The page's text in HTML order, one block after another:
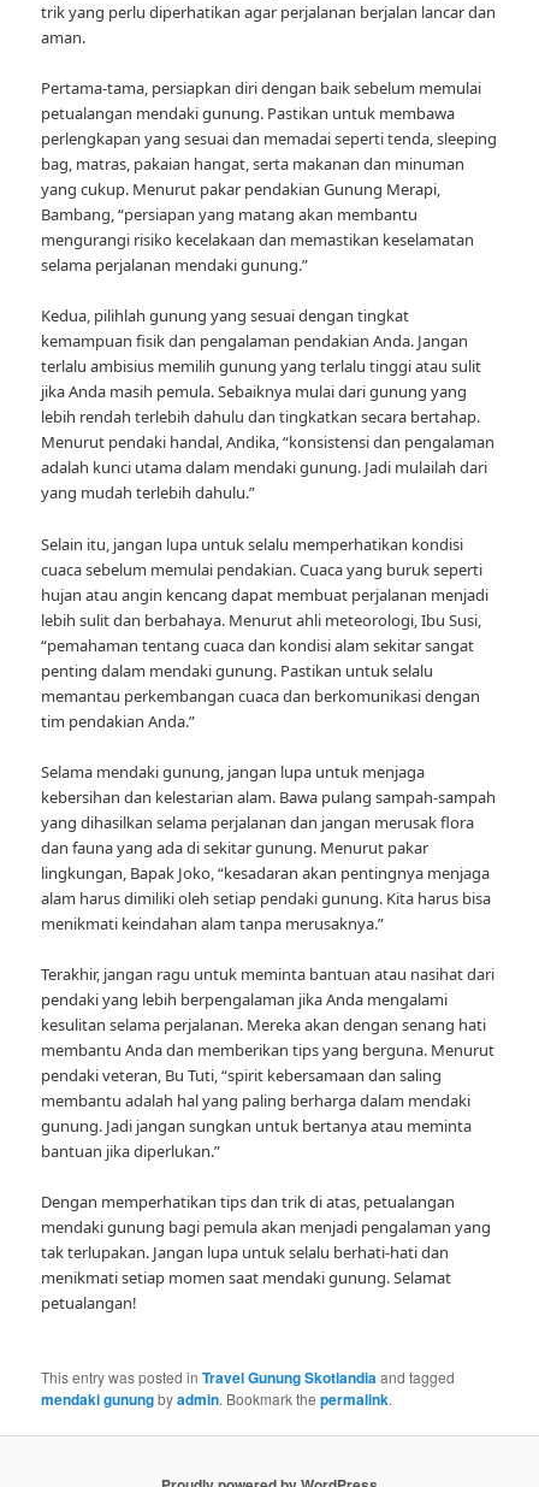
trik yang perlu diperhatikan agar perjalanan berjalan lancar dan
aman.
Pertama-tama, persiapkan diri dengan baik sebelum memulai
petualangan mendaki gunung. Pastikan untuk membawa
perlengkapan yang sesuai dan memadai seperti tenda, sleeping
bag, matras, pakaian hangat, serta makanan dan minuman
yang cukup. Menurut pakar pendakian Gunung Merapi,
Bambang, “persiapan yang matang akan membantu
mengurangi risiko kecelakaan dan memastikan keselamatan
selama perjalanan mendaki gunung.”
Kedua, pilihlah gunung yang sesuai dengan tingkat
kemampuan fisik dan pengalaman pendakian Anda. Jangan
terlalu ambisius memilih gunung yang terlalu tinggi atau sulit
jika Anda masih pemula. Sebaiknya mulai dari gunung yang
lebih rendah terlebih dahulu dan tingkatkan secara bertahap.
Menurut pendaki handal, Andika, “konsistensi dan pengalaman
adalah kunci utama dalam mendaki gunung. Jadi mulailah dari
yang mudah terlebih dahulu.”
Selain itu, jangan lupa untuk selalu memperhatikan kondisi
cuaca sebelum memulai pendakian. Cuaca yang buruk seperti
hujan atau angin kencang dapat membuat perjalanan menjadi
lebih sulit dan berbahaya. Menurut ahli meteorologi, Ibu Susi,
“pemahaman tentang cuaca dan kondisi alam sekitar sangat
penting dalam mendaki gunung. Pastikan untuk selalu
memantau perkembangan cuaca dan berkomunikasi dengan
tim pendakian Anda.”
Selama mendaki gunung, jangan lupa untuk menjaga
kebersihan dan kelestarian alam. Bawa pulang sampah-sampah
yang dihasilkan selama perjalanan dan jangan merusak flora
dan fauna yang ada di sekitar gunung. Menurut pakar
lingkungan, Bapak Joko, “kesadaran akan pentingnya menjaga
alam harus dimiliki oleh setiap pendaki gunung. Kita harus bisa
menikmati keindahan alam tanpa merusaknya.”
Terakhir, jangan ragu untuk meminta bantuan atau nasihat dari
pendaki yang lebih berpengalaman jika Anda mengalami
kesulitan selama perjalanan. Mereka akan dengan senang hati
membantu Anda dan memberikan tips yang berguna. Menurut
pendaki veteran, Bu Tuti, “spirit kebersamaan dan saling
membantu adalah hal yang paling berharga dalam mendaki
gunung. Jadi jangan sungkan untuk bertanya atau meminta
bantuan jika diperlukan.”
Dengan memperhatikan tips dan trik di atas, petualangan
mendaki gunung bagi pemula akan menjadi pengalaman yang
tak terlupakan. Jangan lupa untuk selalu berhati-hati dan
menikmati setiap momen saat mendaki gunung. Selamat
petualangan!
This entry was posted inTravel Gunung Skotlandiaand tagged
mendaki gunungbyadmin. Bookmark thepermalink.